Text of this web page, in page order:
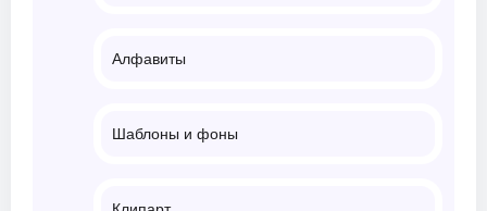
Алфавиты
Шаблоны и фоны